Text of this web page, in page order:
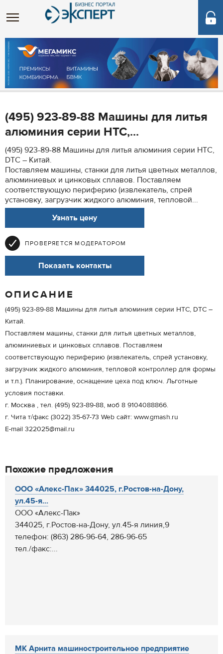
(495) 923-89-88 Машины для литья
алюминия серии НТС,...
(495) 923-89-88 Машины для литья алюминия серии НТС,
DTC – Китай.
Поставляем машины, станки для литья цветных металлов,
алюминиевых и цинковых сплавов. Поставляем
соответствующую периферию (извлекатель, спрей
установку, загрузчик жидкого алюминия, тепловой...
Узнать цену
ПРОВЕРЯЕТСЯ МОДЕРАТОРОМ
Показать контакты
ОПИСАНИЕ
(495) 923-89-88 Машины для литья алюминия серии НТС, DTC –
Китай.
Поставляем машины, станки для литья цветных металлов,
алюминиевых и цинковых сплавов. Поставляем
соответствующую периферию (извлекатель, спрей установку,
загрузчик жидкого алюминия, тепловой контроллер для формы
и т.п.). Планирование, оснащение цеха под ключ. Льготные
условия поставки.
г. Москва , тел. (495) 923-89-88, моб 8 9104088866.
г. Чита т/факс (3022) 35-67-73 Web сайт: www.gmash.ru
E-mail 322025@mail.ru
Похожие предложения
ООО «Алекс-Пак» 344025, г.Ростов-на-Дону,
ул.45-я...
ООО «Алекс-Пак»
344025, г.Ростов-на-Дону, ул.45-я линия,9
телефон: (863) 286-96-64, 286-96-65
тел./факс:...
МК Арнита машиностроительное предприятие